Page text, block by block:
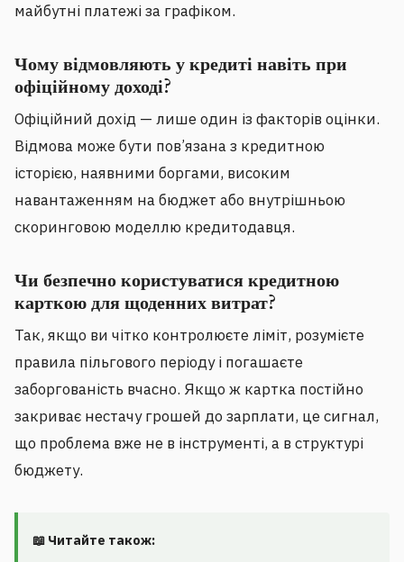
майбутні платежі за графіком.
Чому відмовляють у кредиті навіть при
офіційному доході?
Офіційний дохід — лише один із факторів оцінки.
Відмова може бути пов’язана з кредитною
історією, наявними боргами, високим
навантаженням на бюджет або внутрішньою
скоринговою моделлю кредитодавця.
Чи безпечно користуватися кредитною
карткою для щоденних витрат?
Так, якщо ви чітко контролюєте ліміт, розумієте
правила пільгового періоду і погашаєте
заборгованість вчасно. Якщо ж картка постійно
закриває нестачу грошей до зарплати, це сигнал,
що проблема вже не в інструменті, а в структурі
бюджету.
📖 Читайте також: